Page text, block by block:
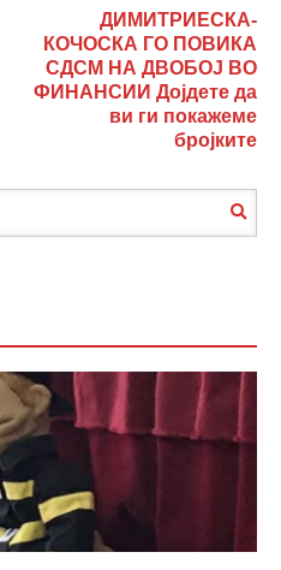
ДИМИТРИЕСКА-
КОЧОСКА ГО ПОВИКА
СДСМ НА ДВОБОЈ ВО
ФИНАНСИИ Дојдете да
ви ги покажеме
бројките